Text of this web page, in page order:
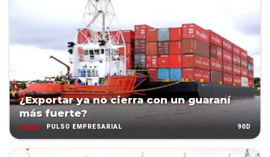
¿Exportar ya no cierra con un guaraní
más fuerte?
PULSO EMPRESARIAL 90D